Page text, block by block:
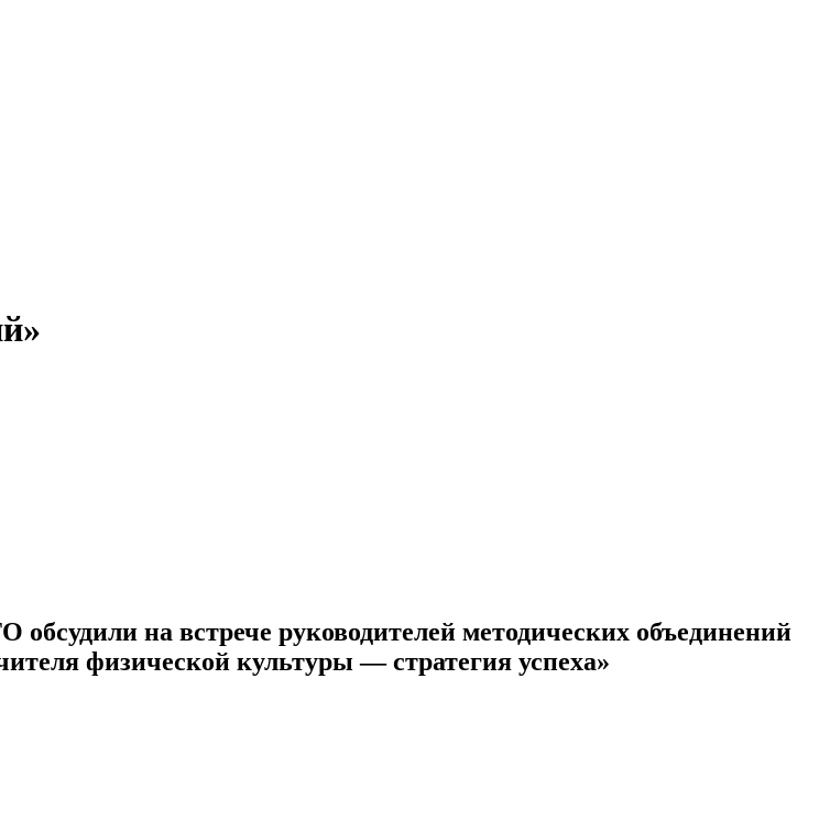
на встрече руководителей методических объединений
физической культуры — стратегия успеха»